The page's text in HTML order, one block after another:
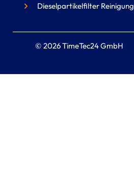
Dieselpartikelfilter Reinigung
© 2026 TimeTec24 GmbH